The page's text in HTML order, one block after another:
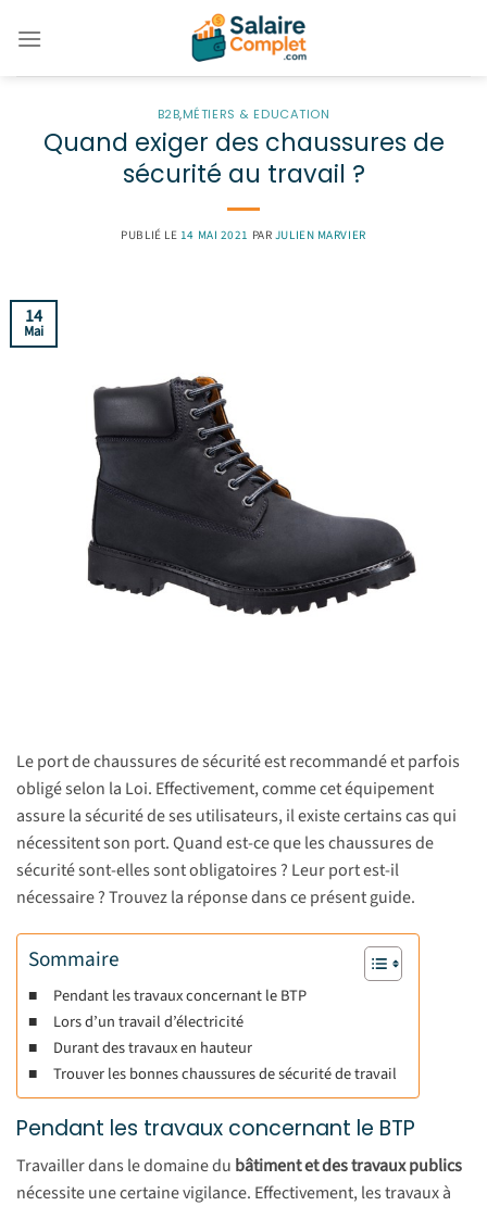
B2B,MÉTIERS & EDUCATION
Quand exiger des chaussures de
sécurité au travail ?
PUBLIÉ LE 14 MAI 2021 PAR JULIEN MARVIER
14
Mai
Le port de chaussures de sécurité est recommandé et parfois
obligé selon la Loi. Effectivement, comme cet équipement
assure la sécurité de ses utilisateurs, il existe certains cas qui
nécessitent son port. Quand est-ce que les chaussures de
sécurité sont-elles sont obligatoires ? Leur port est-il
nécessaire ? Trouvez la réponse dans ce présent guide.
Sommaire
Pendant les travaux concernant le BTP
Lors d’un travail d’électricité
Durant des travaux en hauteur
Trouver les bonnes chaussures de sécurité de travail
Pendant les travaux concernant le BTP
Travailler dans le domaine du bâtiment et des travaux publics
nécessite une certaine vigilance. Effectivement, les travaux à